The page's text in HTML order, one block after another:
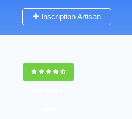
Inscription Artisan